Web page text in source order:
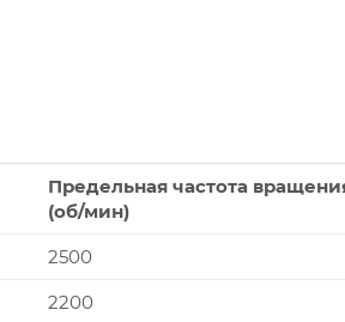
Предельная частота
(об/мин)
2500
2200